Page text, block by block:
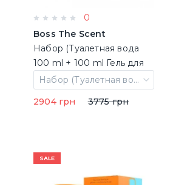
0
Boss The Scent
Набор (Туалетная вода
100 ml + 100 ml Гель для
душа + 75 ml Твердый
дезодорант)
Набор (Туалетная вода 100 ml + 100 ml Гель для душа + 75 ml Твердый дезодорант)
2904 грн
3775 грн
SALE